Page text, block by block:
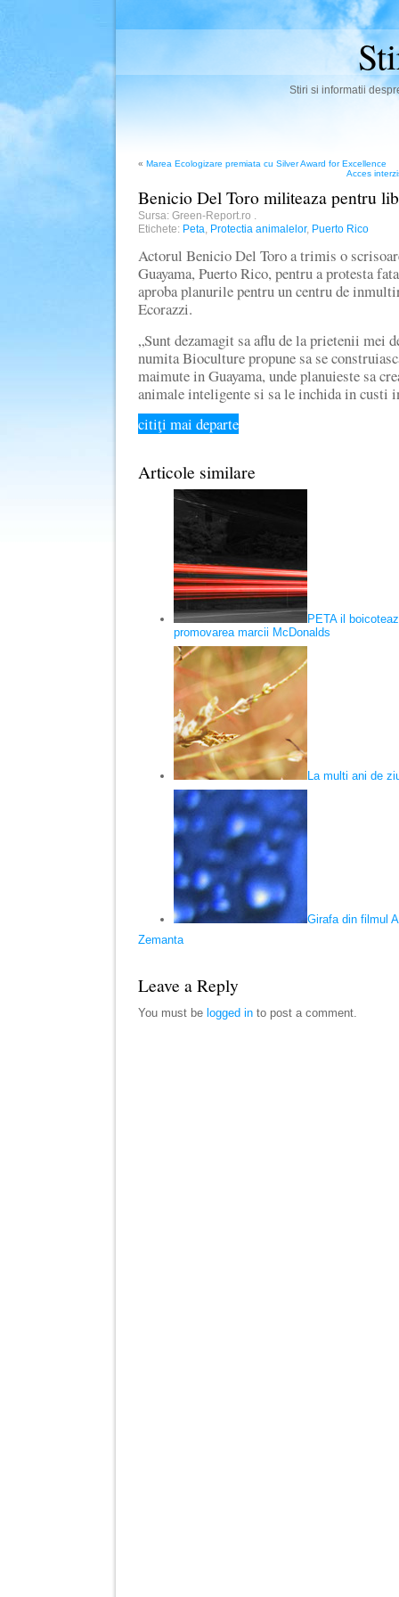
Stiri si informatii
« Marea Ecologizare premiata cu Silver Award for Excellence
Acces
Benicio Del Toro militeaza pentru
Sursa: Green-Report.ro
Etichete: Peta Protectia animalelor, Puerto Rico
Actorul Benicio Del Toro a trimis o
Guayama, Puerto Rico, pentru a protesta
aproba planurile pentru un centru de
Ecorazzi.
„Sunt dezamagit sa aflu de la prietenii mei
numita Bioculture propune sa se
maimute in Guayama, unde planuieste sa
animale inteligente si sa le inchida in
citiţi mai departe
Articole similare
PETA il
promovarea marcii McDonalds
La multi ani de
Girafa din filmul
Zemanta
Leave a Reply
You must be logged in to post a comment.